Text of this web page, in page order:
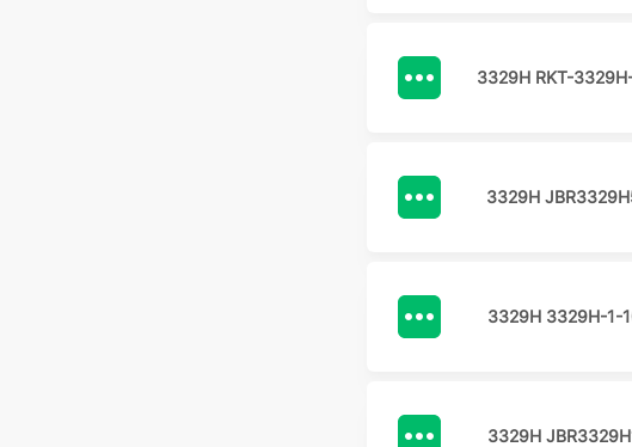
3329H RKT-
3329H
3329H 3329H-1-
3329H